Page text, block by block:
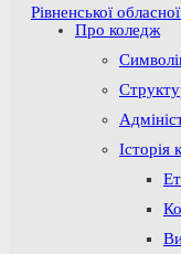
Про коледж
Історія